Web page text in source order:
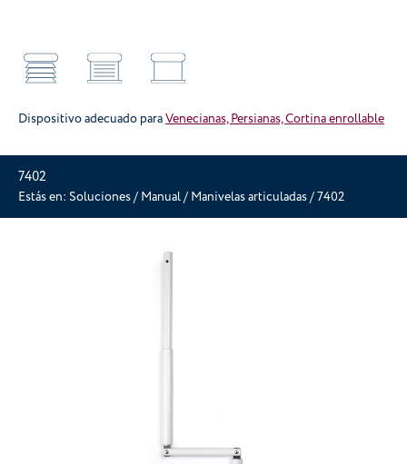
Dispositivo adecuado paraVenecianas, Persianas, Cortina enrollable
7402
Estás en: Soluciones/ Manual/ Manivelas articuladas/7402